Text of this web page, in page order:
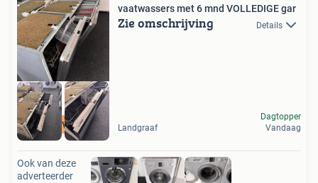
vaatwassers met 6 mnd VOLLEDIGE gar
Zie omschrijving Details
Landgraaf
Dagtopper
Vandaag
Ook van deze
adverteerder